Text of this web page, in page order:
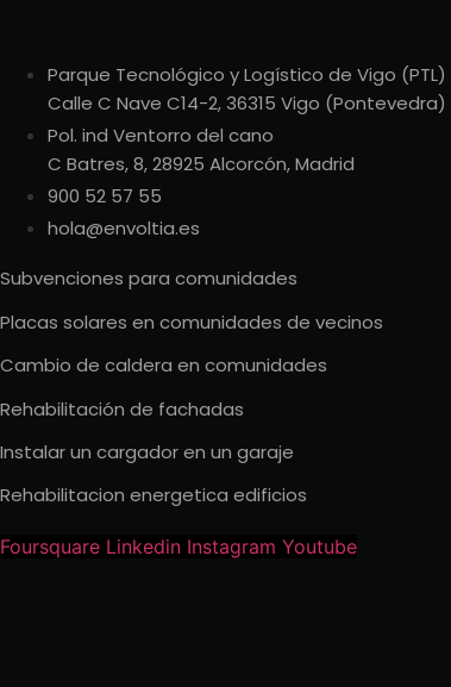
Parque Tecnológico y Logístico de Vigo (PTL)
Calle C Nave C14-2, 36315 Vigo (Pontevedra)
Pol. ind Ventorro del cano
C Batres, 8, 28925 Alcorcón, Madrid
900 52 57 55
hola@envoltia.es
Subvenciones para comunidades
Placas solares en comunidades de vecinos
Cambio de caldera en comunidades
Rehabilitación de fachadas
Instalar un cargador en un garaje
Rehabilitacion energetica edificios
Foursquare Linkedin Instagram Youtube